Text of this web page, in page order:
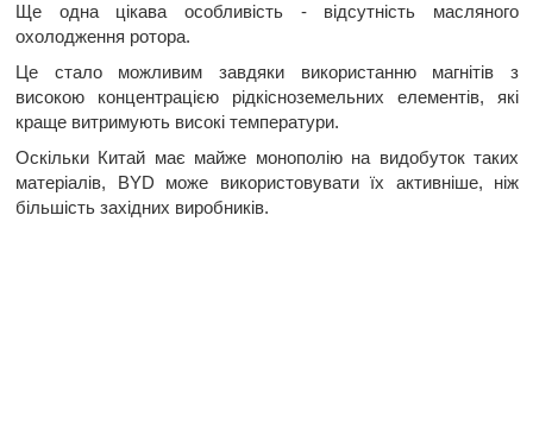
Ще одна цікава особливість - відсутність масляного
охолодження ротора.
Це стало можливим завдяки використанню магнітів з
високою концентрацією рідкісноземельних елементів, які
краще витримують високі температури.
Оскільки Китай має майже монополію на видобуток таких
матеріалів, BYD може використовувати їх активніше, ніж
більшість західних виробників.